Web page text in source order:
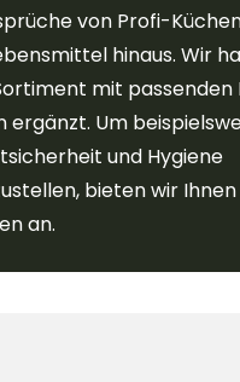
von Profi-
hinaus. Wir
mit passenden
ergänzt. Um
und Hygiene
bieten wir
an.